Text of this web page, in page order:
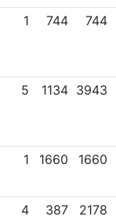
1 744 744
5 1134 3943
1 1660 1660
4 387 2178